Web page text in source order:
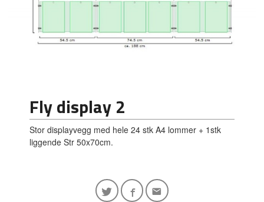
Fly display 2
Stor displayvegg med hele 24 stk A4 lommer + 1stk
liggende Str 50x70cm.